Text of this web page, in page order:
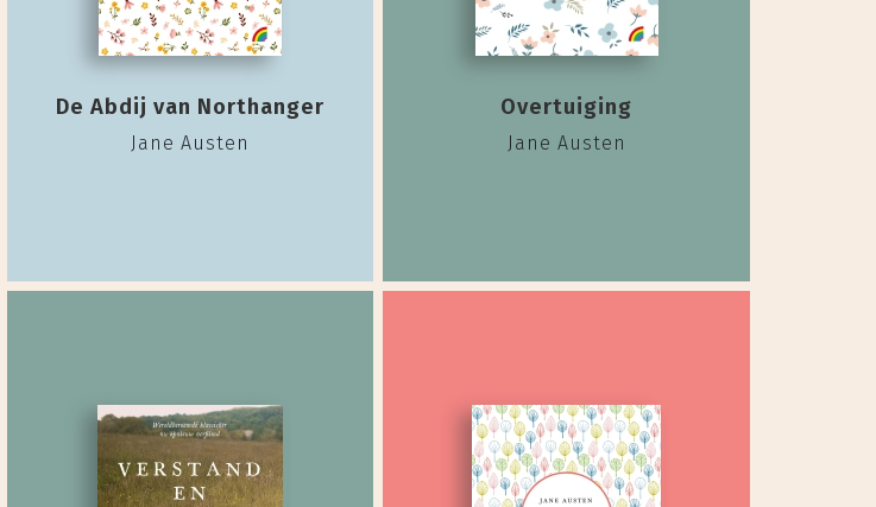
De Abdij van Northanger
Jane Austen
Overtuiging
Jane Austen